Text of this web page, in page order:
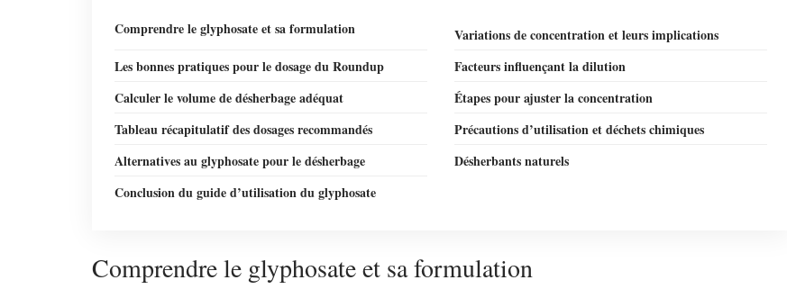
Comprendre le glyphosate et sa formulation
Variations de concentration et leurs implications
Les bonnes pratiques pour le dosage du Roundup
Facteurs influençant la dilution
Calculer le volume de désherbage adéquat
Étapes pour ajuster la concentration
Tableau récapitulatif des dosages recommandés
Précautions d’utilisation et déchets chimiques
Alternatives au glyphosate pour le désherbage
Désherbants naturels
Conclusion du guide d’utilisation du glyphosate
Comprendre le glyphosate et sa formulation